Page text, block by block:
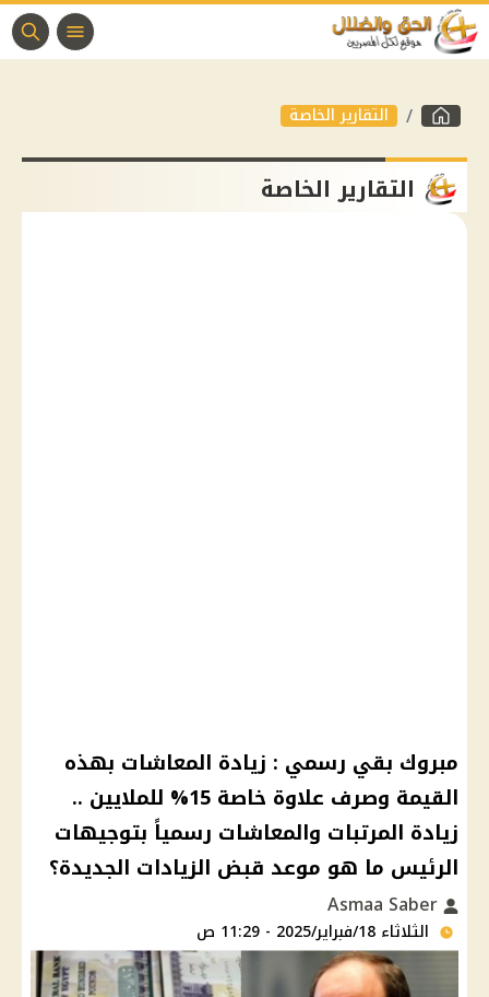
التقارير الخاصة
التقارير الخاصة
مبروك بقي رسمي : زيادة المعاشات بهذه
القيمة وصرف علاوة خاصة 15% للملايين ..
زيادة المرتبات والمعاشات رسمياً بتوجيهات
الرئيس ما هو موعد قبض الزيادات الجديدة؟
الثلاثاء 18/فبراير/2025 - 11:29 ص